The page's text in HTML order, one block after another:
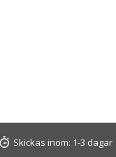
Skickas inom: 1-3 dagar